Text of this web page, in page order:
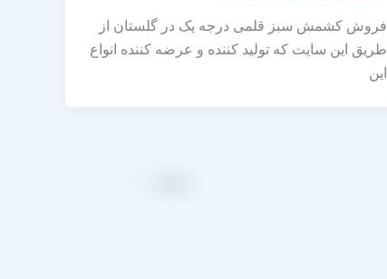
فروش کشمش سبز قلمی درجه یک در گلستان از
طریق این سایت که تولید کننده و عرضه کننده انواع
این